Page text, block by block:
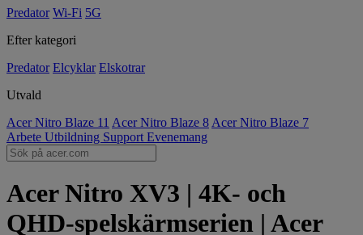
Predator Wi-Fi 5G
Efter kategori
Predator Elcyklar Elskotrar
Utvald
Acer Nitro Blaze 11 Acer Nitro Blaze 8 Acer Nitro Blaze 7
Arbete Utbildning Support Evenemang
Acer Nitro XV3 | 4K- och
QHD-spelskärmserien | Acer